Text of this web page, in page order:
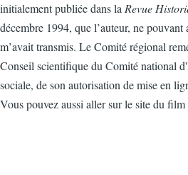
initialement publiée dans laRevue
décembre 1994, que l’auteur, ne pouvant
m’avait transmis. Le Comité régional
Conseil scientifique du Comité national
sociale, de son autorisation de mise en
Vous pouvez aussi aller sur le site du film